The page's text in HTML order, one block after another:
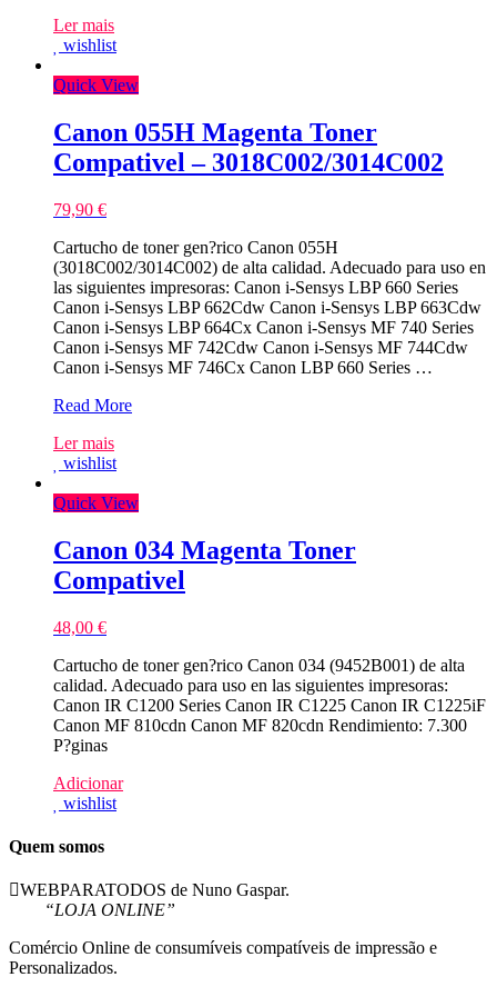
Amarelo
Toner
–
Ler mais
wishlist
Quick View
Canon 055H Magenta Toner
Compativel – 3018C002/3014C002
79,90 €
Cartucho de toner gen?rico Canon 055H
(3018C002/3014C002) de alta calidad. Adecuado para uso en
las siguientes impresoras: Canon i-Sensys LBP 660 Series
Canon i-Sensys LBP 662Cdw Canon i-Sensys LBP 663Cdw
Canon i-Sensys LBP 664Cx Canon i-Sensys MF 740 Series
Canon i-Sensys MF 742Cdw Canon i-Sensys MF 744Cdw
Canon i-Sensys MF 746Cx Canon LBP 660 Series …
Canon
Magenta
Toner
–
Read More
Ler mais
wishlist
Quick View
Canon 034 Magenta Toner
Compativel
48,00 €
Cartucho de toner gen?rico Canon 034 (9452B001) de alta
calidad. Adecuado para uso en las siguientes impresoras:
Canon IR C1200 Series Canon IR C1225 Canon IR C1225iF
Canon MF 810cdn Canon MF 820cdn Rendimiento: 7.300
P?ginas
Adicionar
wishlist
Quem somos
WEBPARATODOS de Nuno Gaspar.
“LOJA ONLINE”
Comércio Online de consumíveis compatíveis de impressão e
Personalizados.